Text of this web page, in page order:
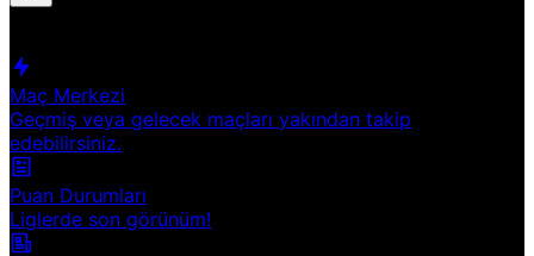
Maç Merkezi
Geçmiş veya gelecek maçları yakından takip
edebilirsiniz.
Puan Durumları
Liglerde son görünüm!